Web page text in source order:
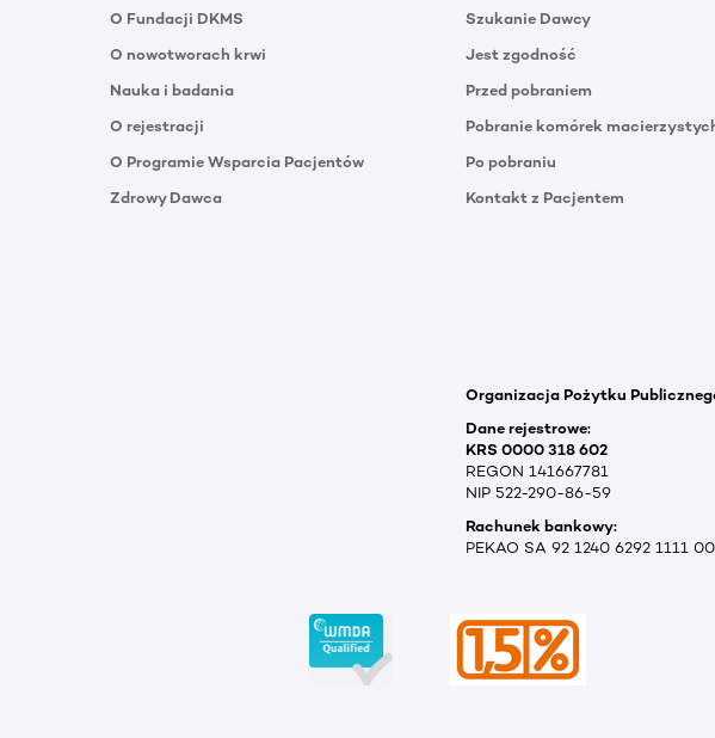
O Fundacji DKMS
O nowotworach krwi
Nauka i badania
O rejestracji
O Programie Wsparcia Pacjentów
Zdrowy Dawca
Szukanie Dawcy
Jest zgodność
Przed pobraniem
Pobranie komórek
Po pobraniu
Kontakt z Pacjentem
Organizacja Pożytku
Dane rejestrowe:
KRS 0000 318 602
REGON 141667781
NIP 522-290-86-59
Rachunek bankowy:
PEKAO SA 92 1240 6292 1111